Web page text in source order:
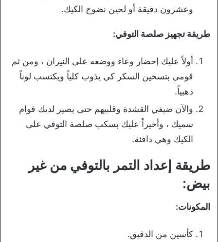
وعشرون دقيقة أو لحين نضوج الكيك.
طريقة تجهيز صلصة التوفي:
أولاً عليك إحضار وعاء ووضعه على النيران ، ومن ثم
قومي بتسخين السكر كي يذوب كلياً ويكتسب لوناً
ذهبياً.
والآن ضيفي القشدة وقلبيهم حتى يصير لديك قوام
سميك ، وأخيراً عليك بسكب صلصة التوفي على
الكيك وهي دافئة.
طريقة إعداد التمر بالتوفي من غير
بيض:
المكونات:
كأسين من الدقيق.